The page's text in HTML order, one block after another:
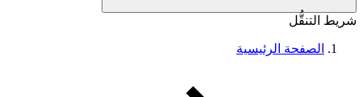
شريط التنقُّل
الصفحة الرئيسية